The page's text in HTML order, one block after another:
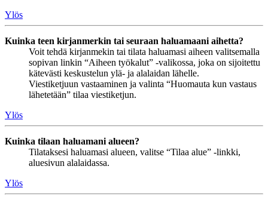
Ylös
Kuinka teen kirjanmerkin tai seuraan haluamaani aihetta?
Voit tehdä kirjanmekin tai tilata haluamasi aiheen valitsemalla
sopivan linkin “Aiheen työkalut” -valikossa, joka on sijoitettu
kätevästi keskustelun ylä- ja alalaidan lähelle.
Viestiketjuun vastaaminen ja valinta “Huomauta kun vastaus
lähetetään” tilaa viestiketjun.
Ylös
Kuinka tilaan haluamani alueen?
Tilataksesi haluamasi alueen, valitse “Tilaa alue” -linkki,
aluesivun alalaidassa.
Ylös